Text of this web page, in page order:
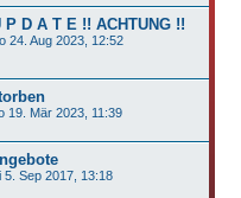
D A T E !! ACHTUNG !!
24. Aug 2023, 12:52
19. Mär 2023, 11:39
5. Sep 2017, 13:18